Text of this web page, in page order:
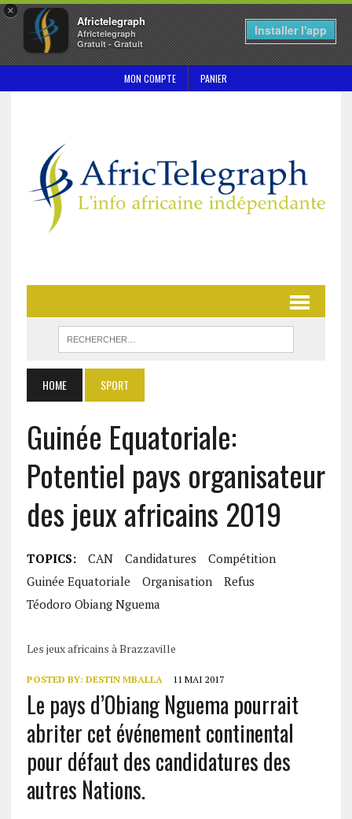
×
Africtelegraph
Africtelegraph
Gratuit - Gratuit
Installer l'app
MON COMPTE PANIER
HOME SPORT
Guinée Equatoriale:
Potentiel pays organisateur
des jeux africains 2019
TOPICS: CAN Candidatures
Compétition
Guinée Equatoriale
Organisation
Refus
Téodoro Obiang Nguema
Les jeux africains à Brazzaville
POSTED BY: DESTIN MBALLA 11 MAI 2017
Le pays d’Obiang Nguema pourrait
abriter cet événement continental
pour défaut des candidatures des
autres Nations.